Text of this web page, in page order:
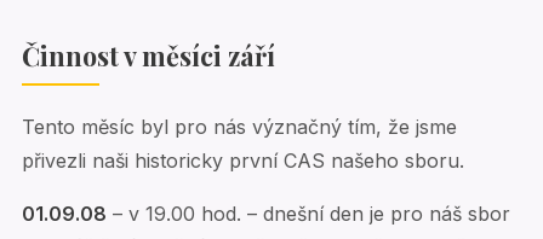
Činnost v měsíci září
Tento měsíc byl pro nás význačný tím, že jsme
přivezli naši historicky první CAS našeho sboru.
01.09.08 – v 19.00 hod. – dnešní den je pro náš sbor